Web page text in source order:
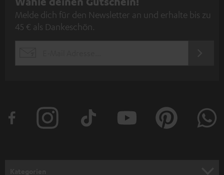
e
w
e
Melde dich für den Newsletter an und erhalte bis zu
45 € als Dankeschön.